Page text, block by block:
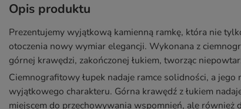
Opis produktu
Prezentujemy wyjątkową kamienną ramkę, która nie
otoczenia nowy wymiar elegancji. Wykonana z
górnej krawędzi, zakończonej łukiem, tworząc
Ciemnografitowy łupek nadaje ramce solidności, a
wyjątkowego charakteru. Górna krawędź z łukiem
miejscem do przechowywania wspomnień, ale również